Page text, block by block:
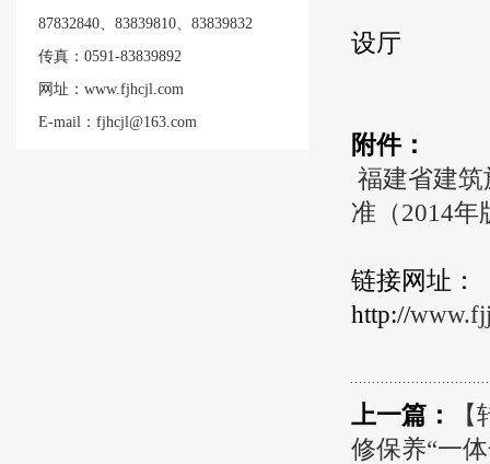
87832840、83839810、83839832
传真：0591-83839892
网址：www.fjhcjl.com
E-mail：fjhcjl@163.com
设厅
附件：
福建省建
准（2014年
链接网址：
http://
上一篇：
修保养“一